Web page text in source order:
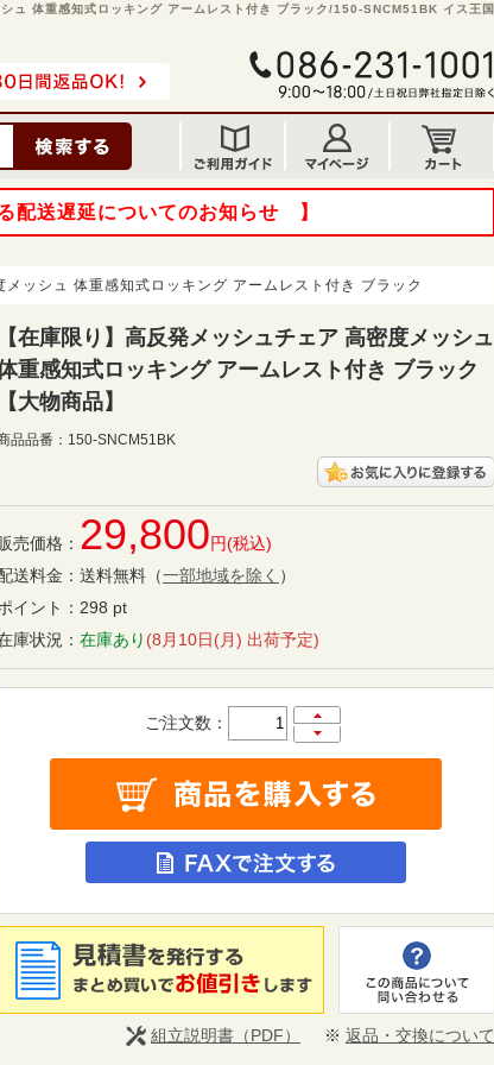
シュ 体重感知式ロッキング アームレスト付き ブラック/150-SNCM51BK イス王国
配送遅延についてのお知らせ 】
メッシュ 体重感知式ロッキング アームレスト付き ブラック
【在庫限り】高反発メッシュチェア 高密度メッシュ
重感知式ロッキング アームレスト付き ブラック
【大物商品】
品品番： 150-SNCM51BK
売価格： 29,800円(税込)
送料金： 送料無料 （一部地域を除く ）
イント： 298 pt
庫状況： 在庫あり (8月10日(月) 出荷予定)
ご注文数：
組立説明書（PDF） ※ 返品・交換について